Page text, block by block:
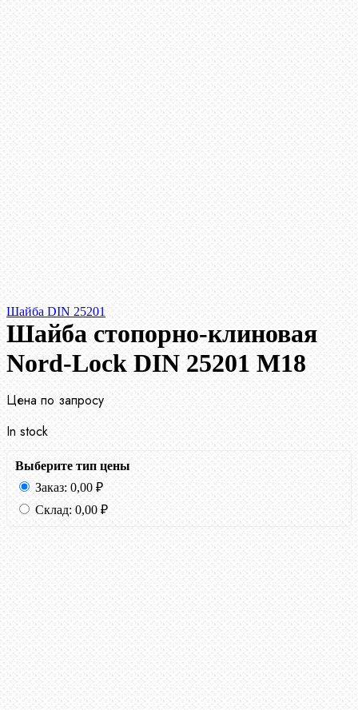
Шайба DIN 25201
Шайба стопорно-клиновая
Nord-Lock DIN 25201 М18
Цена по запросу
In stock
Выберите тип цены
Заказ: 0,00 ₽
Склад: 0,00 ₽